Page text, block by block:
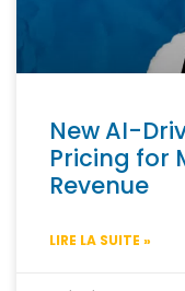
New AI-
Pricing for
Revenue
LIRE LA SUITE »